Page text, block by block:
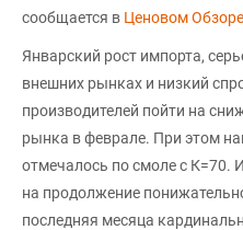
сообщается в Ценовом Обзоре
Январский рост импорта,
внешних рынках и низкий
производителей пойти на
рынка в феврале. При этом
отмечалось по смоле с К=70.
на продолжение
последняя месяца